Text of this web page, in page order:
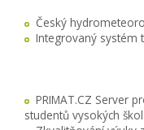
Český
Integrovaný systém
PRIMAT.CZ Server
studentů vysokých škol